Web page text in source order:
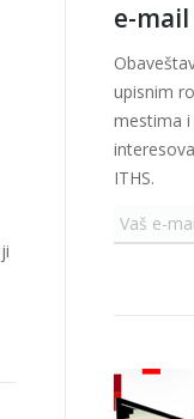
e-
upisnim
mestima
ITHS.